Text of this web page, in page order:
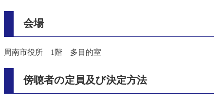
会場
周南市役所 1階 多目的室
傍聴者の定員及び決定方法